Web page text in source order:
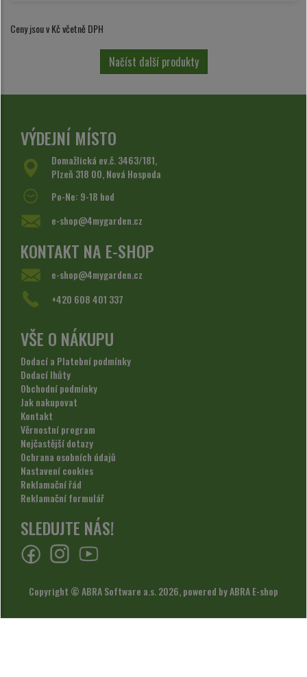
Ceny jsou v Kč včetně DPH
Načíst další produkty
VÝDEJNÍ MÍSTO
Domažlická ev.č. 3463/181,
Plzeň 318 00, Nová Hospoda
Po-Ne: 9-18 hod
e-shop@4mygarden.cz
KONTAKT NA E-SHOP
e-shop@4mygarden.cz
+420 608 401 337
VŠE O NÁKUPU
Dodací a Platební podmínky
Dodací lhůty
Obchodní podmínky
Jak nakupovat
Kontakt
Věrnostní program
Nejčastější dotazy
Ochrana osobních údajů
Nastavení cookies
Reklamační řád
Reklamační formulář
SLEDUJTE NÁS!
Copyright © ABRA Software a.s. 2026,powered by ABRA E-shop